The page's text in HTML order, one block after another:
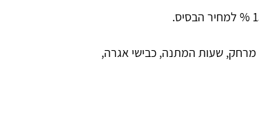
מרחק, שעות המתנה, כבישי אגרה,